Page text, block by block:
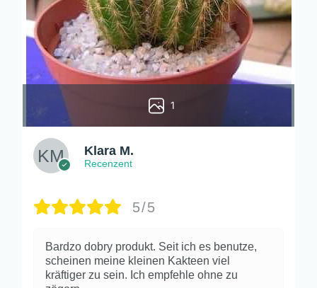
1
Klara M.
Recenzent
5/5
Bardzo dobry produkt. Seit ich es benutze,
scheinen meine kleinen Kakteen viel
kräftiger zu sein. Ich empfehle ohne zu